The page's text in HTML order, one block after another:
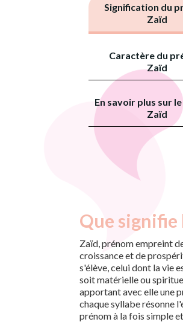
Signification du
Zaïd
Caractère du
Zaïd
En savoir plus sur
Zaïd
Que signifie
Zaïd, prénom empreint
croissance et de
s'élève, celui dont la vie
soit matérielle ou
apportant avec elle une
chaque syllabe résonne
prénom à la fois simple